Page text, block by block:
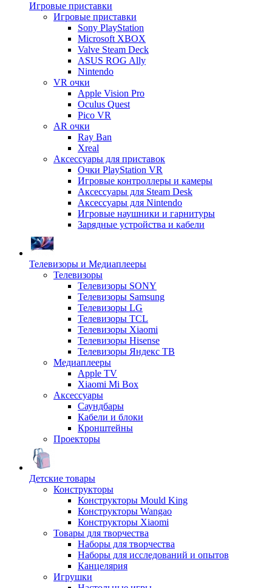
Игровые приставки
Игровые приставки
Sony PlayStation
Microsoft XBOX
Valve Steam Deck
ASUS ROG Ally
Nintendo
VR очки
Apple Vision Pro
Oculus Quest
Pico VR
AR очки
Ray Ban
Xreal
Аксессуары для приставок
Очки PlayStation VR
Игровые контроллеры и камеры
Аксессуары для Steam Desk
Аксессуары для Nintendo
Игровые наушники и гарнитуры
Зарядные устройства и кабели
Телевизоры и Медиаплееры
Телевизоры
Телевизоры SONY
Телевизоры Samsung
Телевизоры LG
Телевизоры TCL
Телевизоры Xiaomi
Телевизоры Hisense
Телевизоры Яндекс ТВ
Медиаплееры
Apple TV
Xiaomi Mi Box
Аксессуары
Саундбары
Кабели и блоки
Кронштейны
Проекторы
Детские товары
Конструкторы
Конструкторы Mould King
Конструкторы Wangao
Конструкторы Xiaomi
Товары для творчества
Наборы для творчества
Наборы для исследований и опытов
Канцелярия
Игрушки